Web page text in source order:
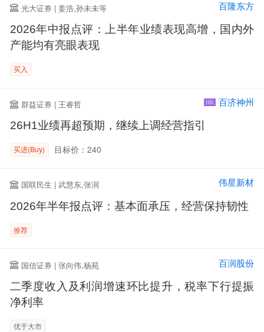
光大证券 | 姜浩,孙未未等 百隆东方
2026年中报点评：上半年业绩表现高增，国内外
产能均有亮眼表现
买入
群益证券 | 王睿哲 HK 百济神州
26H1业绩再超预期，继续上调经营指引
买进(Buy) 目标价：240
国联民生 | 武慧东,张润 伟星新材
2026年半年报点评：基本面承压，经营保持韧性
推荐
国信证券 | 张向伟,杨苑 百润股份
二季度收入及利润增速环比提升，税率下行提振
净利率
优于大市